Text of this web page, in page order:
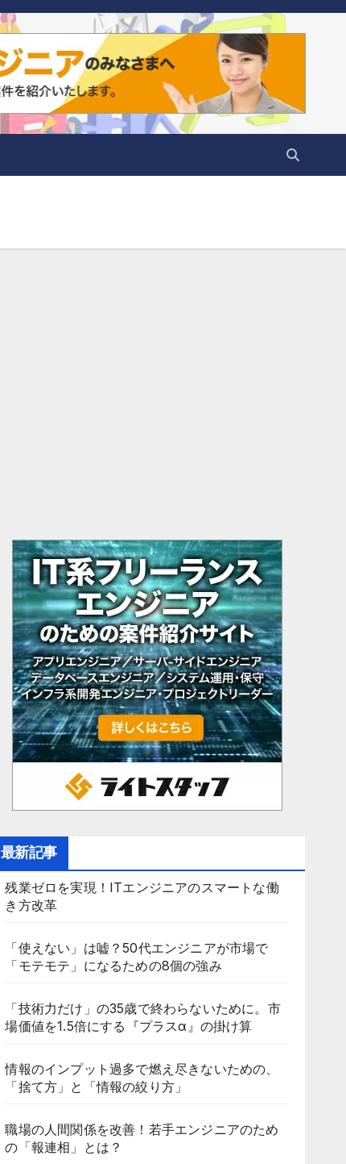
最新記事
残業ゼロを実現！ITエンジニアのスマートな働
き方改革
「使えない」は嘘？50代エンジニアが市場で
「モテモテ」になるための8個の強み
「技術力だけ」の35歳で終わらないために。市
場価値を1.5倍にする『プラスα』の掛け算
情報のインプット過多で燃え尽きないための、
「捨て方」と「情報の絞り方」
職場の人間関係を改善！若手エンジニアのため
の「報連相」とは？